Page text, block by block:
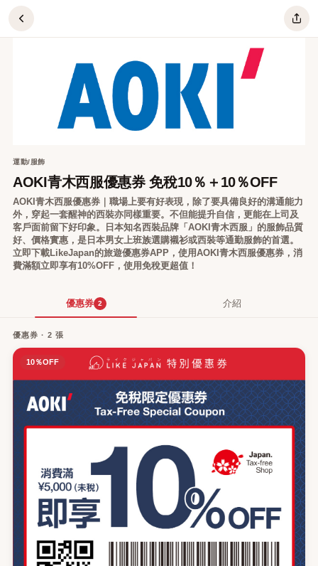
運動/服飾
AOKI青木西服優惠券 免稅10％＋10％OFF
AOKI青木西服優惠券｜職場上要有好表現，除了要具備良好的溝通能力
外，穿起一套醒神的西裝亦同樣重要。不但能提升自信，更能在上司及
客戶面前留下好印象。日本知名西裝品牌「AOKI青木西服」的服飾品質
好、價格實惠，是日本男女上班族選購襯衫或西裝等通勤服飾的首選。
立即下載LikeJapan的旅遊優惠券APP，使用AOKI青木西服優惠券，消
費滿額立即享有10%OFF，使用免稅更超值！
優惠券 2 介紹
優惠券 · 2 張
10％OFF